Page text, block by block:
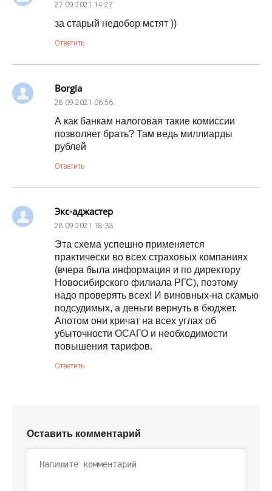
27.09.2021 14:27
за старый недобор мстят ))
Ответить
Borgia
28.09.2021 06:56
А как банкам налоговая такие комиссии
позволяет брать? Там ведь миллиарды
рублей
Ответить
Экс-аджастер
28.09.2021 18:33
Эта схема успешно применяется
практически во всех страховых компаниях
(вчера была информация и по директору
Новосибирского филиала РГС), поэтому
надо проверять всех! И виновных-на скамью
подсудимых, а деньги вернуть в бюджет.
Апотом они кричат на всех углах об
убыточности ОСАГО и необходимости
повышения тарифов.
Ответить
Оставить комментарий